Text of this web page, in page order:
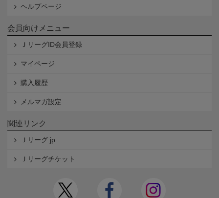
ヘルプページ
会員向けメニュー
ＪリーグID会員登録
マイページ
購入履歴
メルマガ設定
関連リンク
Ｊリーグ.jp
Ｊリーグチケット